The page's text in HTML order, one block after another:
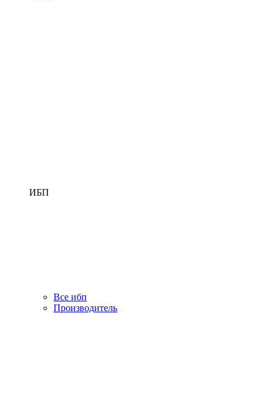
ИБП
Все ибп
Производитель